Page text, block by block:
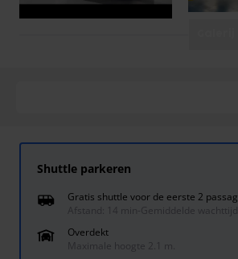
Shuttle parkeren
Gratis shuttle voor de eerste 2
Afstand: 14 min
Gemiddelde
Overdekt
Maximale hoogte 2.1 m.